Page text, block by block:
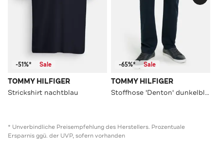
-51%* Sale
TOMMY HILFIGER
Strickshirt nachtblau
-65%* Sale
TOMMY HILFIGER
Stoffhose 'Denton' dunkelblau
* Unverbindliche Preisempfehlung des Herstellers. Prozentuale
Ersparnis ggü. der UVP, sofern vorhanden